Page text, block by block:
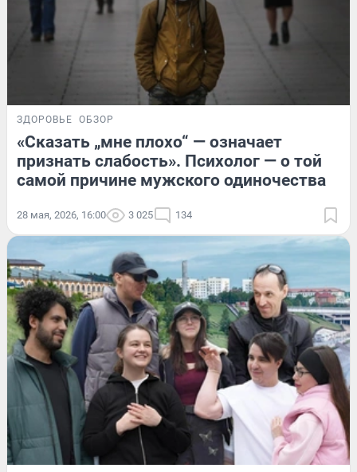
ЗДОРОВЬЕ ОБЗОР
«Сказать „мне плохо“ — означает
признать слабость». Психолог — о той
самой причине мужского одиночества
28 мая, 2026, 16:00 3 025 134